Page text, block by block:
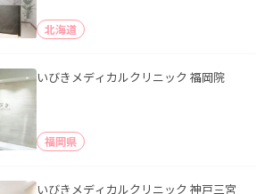
北海道
いびきメディカルクリニック 福岡院
福岡県
いびきメディカルクリニック 神戸三宮